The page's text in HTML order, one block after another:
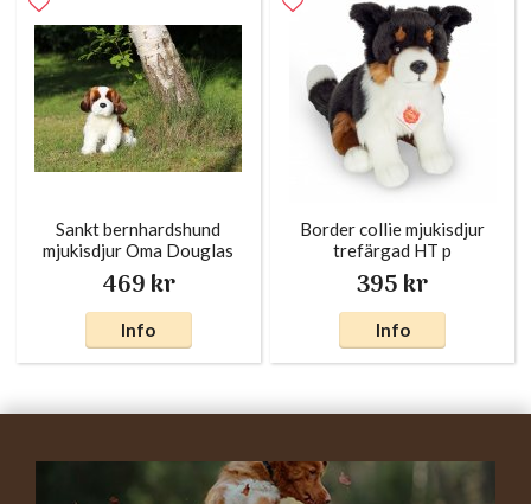
Sankt bernhardshund
mjukisdjur Oma Douglas
469 kr
Info
Border collie mjukisdjur
trefärgad HT p
395 kr
Info